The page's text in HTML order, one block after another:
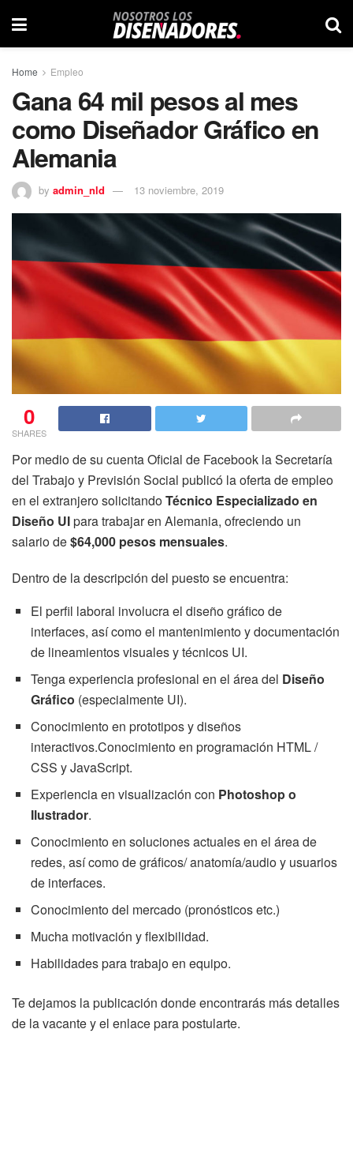
Home Empleo
Gana 64 mil pesos al mes
como Diseñador Gráfico en
Alemania
by admin_nld 13 noviembre, 2019
0
SHARES
Por medio de su cuenta Oficial de Facebook la Secretaría
del Trabajo y Previsión Social publicó la oferta de empleo
en el extranjero solicitandoTécnico Especializado en
Diseño UIpara trabajar en Alemania, ofreciendo un
salario de$64,000 pesos mensuales.
Dentro de la descripción del puesto se encuentra:
El perfil laboral involucra el diseño gráfico de
interfaces, así como el mantenimiento y documentación
de lineamientos visuales y técnicos UI.
Tenga experiencia profesional en el área del Diseño
Gráfico (especialmente UI).
Conocimiento en prototipos y diseños
interactivos.Conocimiento en programación HTML /
CSS y JavaScript.
Experiencia en visualización con Photoshop o
Ilustrador.
Conocimiento en soluciones actuales en el área de
redes, así como de gráficos/ anatomía/audio y usuarios
de interfaces.
Conocimiento del mercado (pronósticos etc.)
Mucha motivación y flexibilidad.
Habilidades para trabajo en equipo.
Te dejamos la publicación donde encontrarás más detalles
de la vacante y el enlace para postularte.